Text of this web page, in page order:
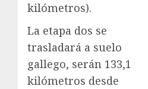
kilómetros).
La etapa dos se
trasladará a suelo
gallego, serán 133,1
kilómetros desde